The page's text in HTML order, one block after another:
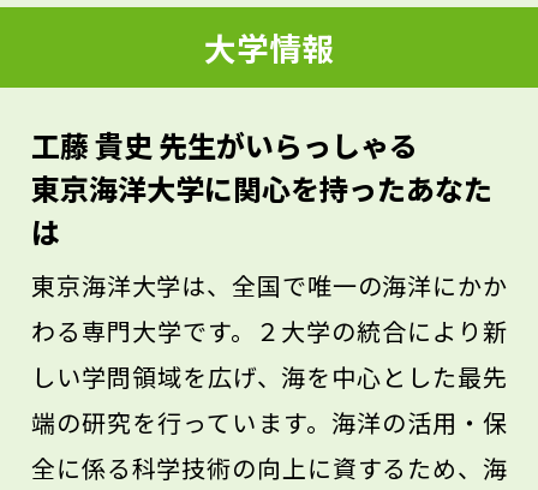
を動かしましょう。知識と経験が積み重な
っていくなかで、あなたのやりたいことが
明確になり、社会にどのように貢献してい
きたいかという進路が見えてくると思いま
す。
大学情報
工藤 貴史 先生がいらっしゃる
東京海洋大学に関心を持ったあなた
は
東京海洋大学は、全国で唯一の海洋にかか
わる専門大学です。２大学の統合により新
しい学問領域を広げ、海を中心とした最先
端の研究を行っています。海洋の活用・保
全に係る科学技術の向上に資するため、海